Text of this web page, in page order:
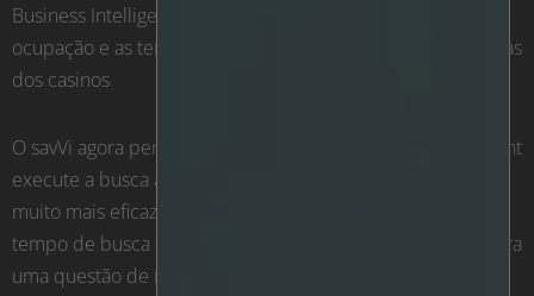
Business Intelligence da savVi para recolher dados sobre a
ocupação e as tendências dos visitantes em diferentes áreas
dos casinos
O savVi agora permite que a Cherokee Nation Entertainment
execute a busca automaticamente, permitindo um uso
muito mais eficaz do tempo dos operadores, e reduziu o
tempo de busca de até 16 horas para uma única busca, para
uma questão de minutos.